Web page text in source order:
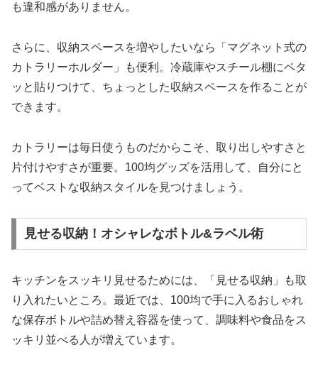
も違和感がありません。
さらに、収納スペースを増やしたいなら「マグネット式の
カトラリーホルダー」も便利。冷蔵庫やスチール棚にペタ
ッと貼りつけて、ちょっとした収納スペースを作ることが
できます。
カトラリーは毎日使うものだからこそ、取り出しやすさと
片付けやすさが重要。100均グッズを活用して、自分にと
ってベストな収納スタイルを見つけましょう。
見せる収納！オシャレなボトル&ラベル術
キッチンをスッキリ見せるためには、「見せる収納」も取
り入れたいところ。最近では、100均で手に入るおしゃれ
な保存ボトルや詰め替え容器を使って、調味料や食品をス
ッキリ並べる人が増えています。